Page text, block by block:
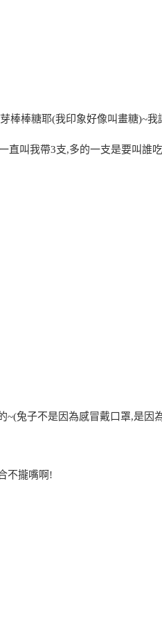
棒棒糖耶(我印象好像叫畫糖)~
直叫我帶3支,多的一支是要叫誰
~(兔子不是因為感冒戴口罩,是因
不攏嘴啊!